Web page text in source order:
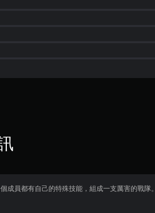
成員都有自己的特殊技能，組成一支厲害的戰隊。